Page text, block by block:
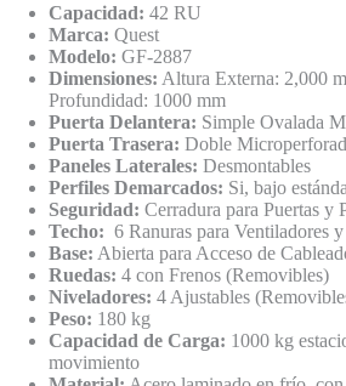
Capacidad: 42 RU
Marca: Quest
Modelo: GF-2887
Dimensiones: Altura Externa: 2,000
Profundidad: 1000 mm
Puerta Delantera: Simple Ovalada
Puerta Trasera: Doble
Paneles Laterales: Desmontables
Perfiles Demarcados: Si, bajo
Seguridad: Cerradura para Puertas y
Techo: 6 Ranuras para Ventiladores
Base: Abierta para Acceso de
Ruedas: 4 con Frenos (Removibles)
Niveladores: 4 Ajustables
Peso: 180 kg
Capacidad de Carga: 1000 kg
movimiento